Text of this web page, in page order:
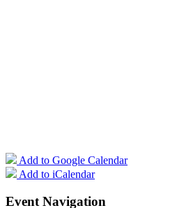
Add to Google Calendar
Add to iCalendar
Event Navigation